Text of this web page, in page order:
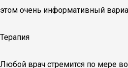
этом очень информативный
Терапия
Любой врач стремится по мере